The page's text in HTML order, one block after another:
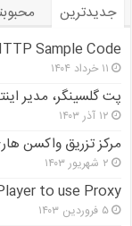
جدیدترین
Sample Code
۱۱ خرداد ۱۴۰۴
پت گلسینگر، مدیر
۱۲ آذر ۱۴۰۳
مرکز تزریق واکسن
۲ شهریور ۱۴۰۳
to use Proxy
۵ فروردین ۱۴۰۳